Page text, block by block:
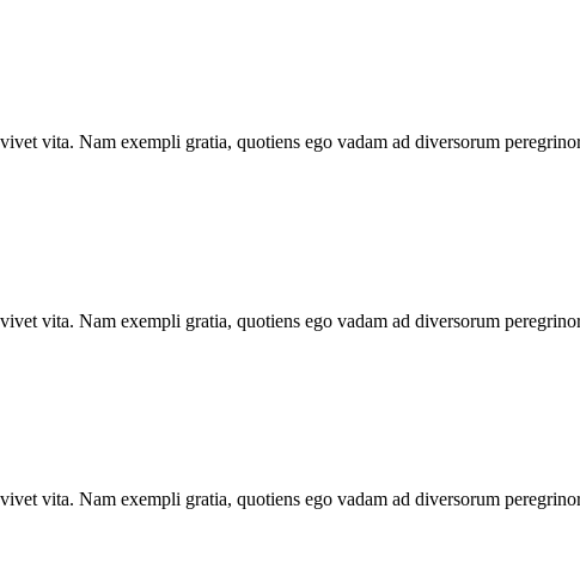
vita. Nam exempli gratia, quotiens ego vadam ad diversorum
vita. Nam exempli gratia, quotiens ego vadam ad diversorum
vita. Nam exempli gratia, quotiens ego vadam ad diversorum